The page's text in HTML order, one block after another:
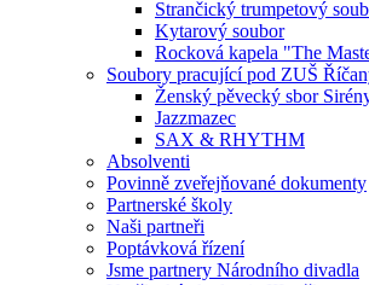
Strančický trumpetový
Kytarový soubor
Rocková kapela "The
Soubory pracující pod ZUŠ
Ženský pěvecký sbor
Jazzmazec
SAX & RHYTHM
Absolventi
Povinně zveřejňované dokumenty
Partnerské školy
Naši partneři
Poptávková řízení
Jsme partnery Národního divadla